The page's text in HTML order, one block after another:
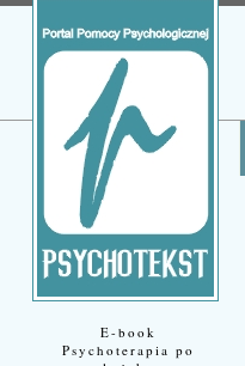
E-book
Psychoterapia po